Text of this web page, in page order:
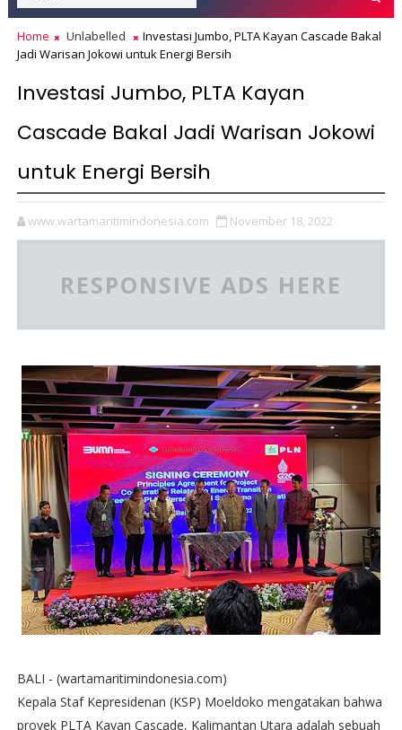
Home Unlabelled
Investasi Jumbo, PLTA Kayan Cascade Bakal
Jadi Warisan Jokowi untuk Energi Bersih
Investasi Jumbo, PLTA Kayan
Cascade Bakal Jadi Warisan Jokowi
untuk Energi Bersih
www.wartamaritimindonesia.com November 18, 2022
RESPONSIVE ADS HERE
BALI - (wartamaritimindonesia.com)
Kepala Staf Kepresidenan (KSP) Moeldoko mengatakan bahwa
proyek PLTA Kayan Cascade, Kalimantan Utara adalah sebuah